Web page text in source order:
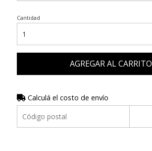
Cantidad
AGREGAR AL CARRITO
Calculá el costo de envío